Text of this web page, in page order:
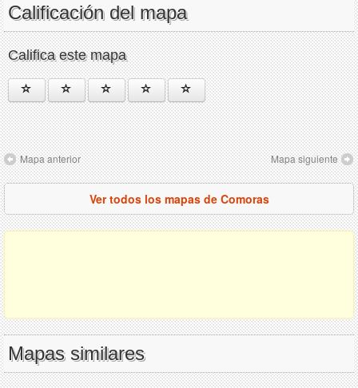
Calificación del mapa
Califica este mapa
Mapa anterior Mapa siguiente
Ver todos los mapas de Comoras
Mapas similares